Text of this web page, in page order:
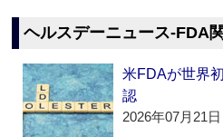
ヘルスデーニュース‐FDA
米FDAが世界
認
2026年07月21